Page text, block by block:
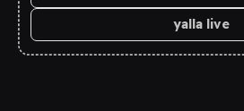
yalla live